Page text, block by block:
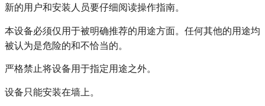
新的用户和安装人员要仔细阅读操作指南。
本设备必须仅用于被明确推荐的用途方面。任何其他的用途均
被认为是危险的和不恰当的。
严格禁止将设备用于指定用途之外。
设备只能安装在墙上。